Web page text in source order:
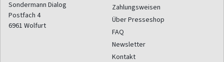
Sondermann Dialog
Postfach 4
6961 Wolfurt
Zahlungsweisen
Über Presseshop
FAQ
Newsletter
Kontakt